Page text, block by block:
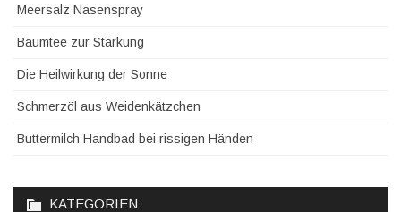
Meersalz Nasenspray
Baumtee zur Stärkung
Die Heilwirkung der Sonne
Schmerzöl aus Weidenkätzchen
Buttermilch Handbad bei rissigen Händen
KATEGORIEN